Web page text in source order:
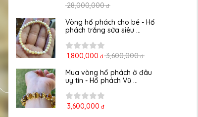
28,000,000 đ
Vòng hổ phách cho bé - Hổ
phách trắng sữa siêu ...
1,800,000 đ 3,600,000 đ
Mua vòng hổ phách ở đâu
uy tín - Hổ phách Vũ ...
3,600,000 đ